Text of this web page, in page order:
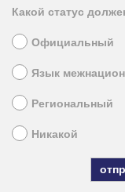
Какой статус
Официальный
Язык
Региональный
Никакой